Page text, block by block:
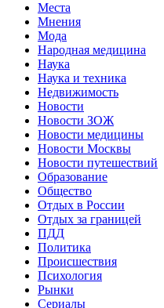
Места
Мнения
Мода
Народная медицина
Наука
Наука и техника
Недвижимость
Новости
Новости ЗОЖ
Новости медицины
Новости Москвы
Новости путешествий
Образование
Общество
Отдых в России
Отдых за границей
ПДД
Политика
Происшествия
Психология
Рынки
Сериалы